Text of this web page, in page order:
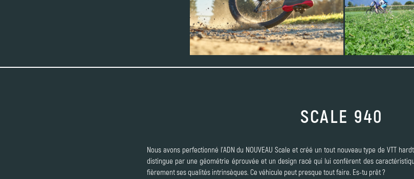
SCALE 940
Nous avons perfectionné l'ADN du NOUVEAU Scale et créé un tout nouveau type de VTT
distingue par une géométrie éprouvée et un design racé qui lui confèrent des
fièrement ses qualités intrinsèques. Ce véhicule peut presque tout faire. Es-tu prêt ?